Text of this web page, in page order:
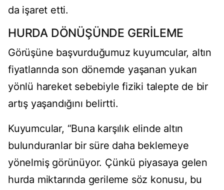
da işaret etti.
HURDA DÖNÜŞÜNDE GERİLEME
Görüşüne başvurduğumuz kuyumcular, altın
fiyatlarında son dönemde yaşanan yukarı
yönlü hareket sebebiyle fiziki talepte de bir
artış yaşandığını belirtti.
Kuyumcular, “Buna karşılık elinde altın
bulunduranlar bir süre daha beklemeye
yönelmiş görünüyor. Çünkü piyasaya gelen
hurda miktarında gerileme söz konusu, bu